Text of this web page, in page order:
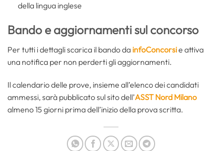
della lingua inglese
Bando e aggiornamenti sul concorso
Per tutti i dettagli scarica il bando da infoConcorsie attiva
una notifica per non perderti gli aggiornamenti.
Il calendario delle prove, insieme all’elenco dei candidati
ammessi, sarà pubblicato sul sito dell’ASST Nord Milano
almeno 15 giorni prima dell’inizio della prova scritta.